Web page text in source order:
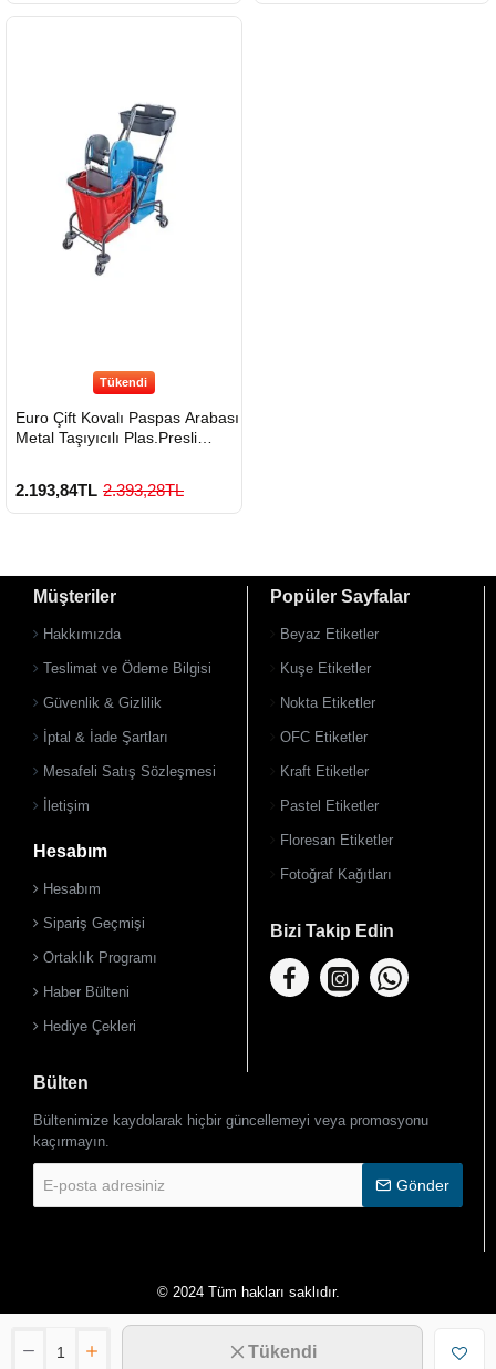
Tükendi
Tükendi
Euro Çift Kovalı Paspas Arabası
Metal Taşıyıcılı Plas.Presli
2.193,84TL 2.393,28TL
Müşteriler
Hakkımızda
Teslimat ve Ödeme Bilgisi
Güvenlik & Gizlilik
İptal & İade Şartları
Mesafeli Satış Sözleşmesi
İletişim
Hesabım
Hesabım
Sipariş Geçmişi
Ortaklık Programı
Haber Bülteni
Hediye Çekleri
Popüler Sayfalar
Beyaz Etiketler
Kuşe Etiketler
Nokta Etiketler
OFC Etiketler
Kraft Etiketler
Pastel Etiketler
Floresan Etiketler
Fotoğraf Kağıtları
Bizi Takip Edin
Bülten
Bültenimize kaydolarak hiçbir güncellemeyi veya promosyonu
kaçırmayın.
posta
adresiniz
Gönder
© 2024 Tüm hakları saklıdır.